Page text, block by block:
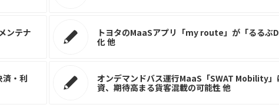
ンテナ
トヨタのMaaSアプリ「my route」が「るるぶ
化 他
・利
オンデマンドバス運行MaaS「SWAT Mobility」
資、期待高まる貨客混載の可能性 他